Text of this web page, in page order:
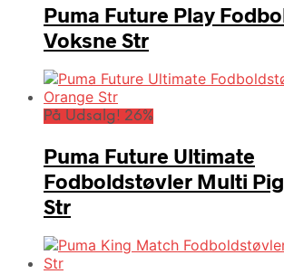
Puma Future Play
Voksne Str
På Udsalg! 26%
Puma Future Ultimate
Fodboldstøvler Multi
Str